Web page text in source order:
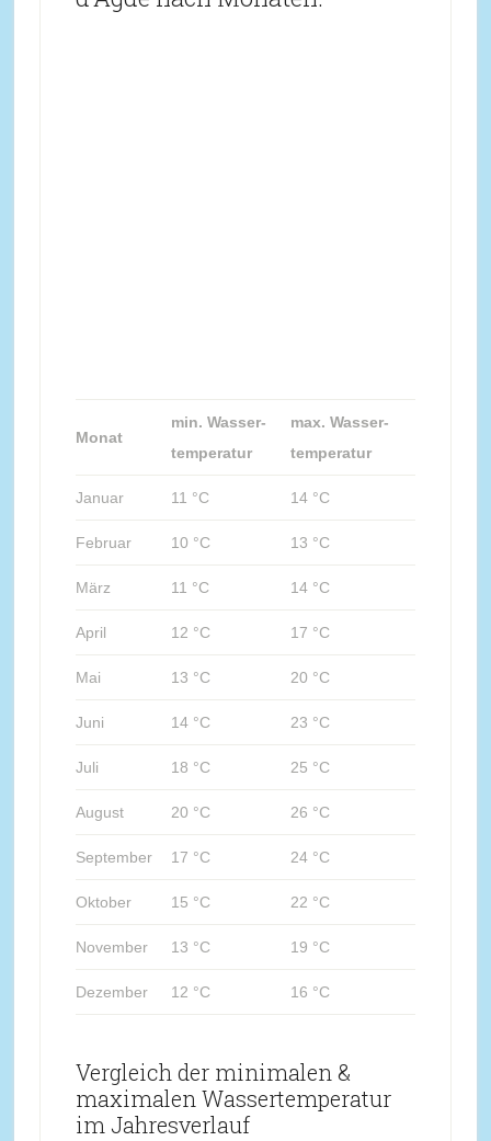
Monat
min. Wasser-
temperatur
max. Wasser-
temperatur
Januar 11 °C 14 °C
Februar 10 °C 13 °C
März 11 °C 14 °C
April 12 °C 17 °C
Mai 13 °C 20 °C
Juni 14 °C 23 °C
Juli 18 °C 25 °C
August 20 °C 26 °C
September 17 °C 24 °C
Oktober 15 °C 22 °C
November 13 °C 19 °C
Dezember 12 °C 16 °C
Vergleich der minimalen &
maximalen Wassertemperatur
im Jahresverlauf